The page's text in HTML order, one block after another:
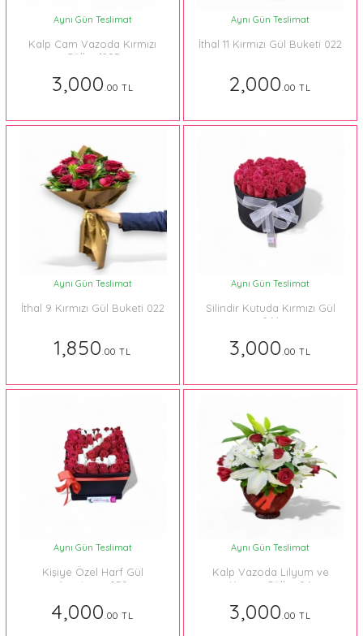
Aynı Gün Teslimat
Kalp Cam Vazoda Kırmızı
Güller 1295
3,000.00 TL
Aynı Gün Teslimat
İthal 11 Kırmızı Gül Buketi 022
2,000.00 TL
Aynı Gün Teslimat
İthal 9 Kırmızı Gül Buketi 022
1,850.00 TL
Aynı Gün Teslimat
Silindir Kutuda Kırmızı Gül
064
3,000.00 TL
Aynı Gün Teslimat
Kişiye Özel Harf Gül
Aranjman 050
4,000.00 TL
Aynı Gün Teslimat
Kalp Vazoda Lilyum ve
Kırmızı Güller 06
3,000.00 TL